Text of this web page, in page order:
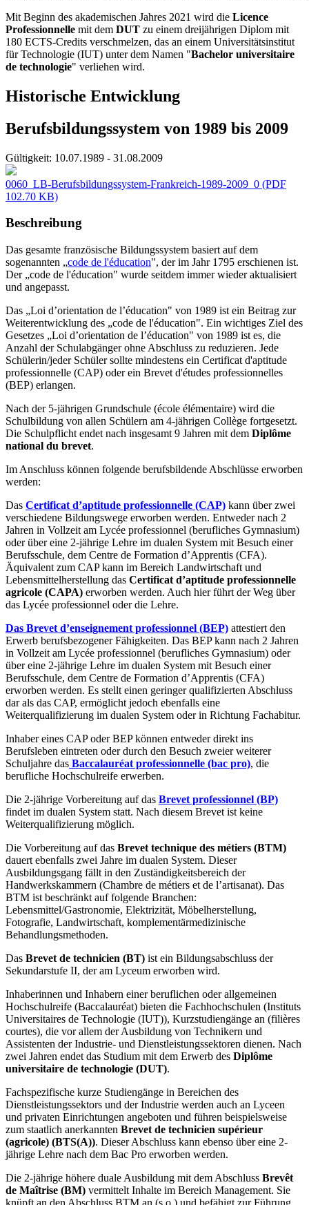
Mit Beginn des akademischen Jahres 2021 wird die Licence
Professionnelle mit dem DUT zu einem dreijährigen Diplom mit
180 ECTS-Credits verschmelzen, das an einem Universitätsinstitut
für Technologie (IUT) unter dem Namen "Bachelor universitaire
de technologie" verliehen wird.
Historische Entwicklung
Berufsbildungssystem von 1989 bis 2009
Gültigkeit: 10.07.1989 - 31.08.2009
0060_LB-Berufsbildungssystem-Frankreich-1989-2009_0 (PDF
102.70 KB)
Beschreibung
Das gesamte französische Bildungssystem basiert auf dem
sogenannten „code de l'éducation", der im Jahr 1795 erschienen ist.
Der „code de l'éducation" wurde seitdem immer wieder aktualisiert
und angepasst.
Das „Loi d’orientation de l’éducation" von 1989 ist ein Beitrag zur
Weiterentwicklung des „code de l'éducation". Ein wichtiges Ziel des
Gesetzes „Loi d’orientation de l’éducation" von 1989 ist es, die
Anzahl der Schulabgänger ohne Abschluss zu reduzieren. Jede
Schülerin/jeder Schüler sollte mindestens ein Certificat d'aptitude
professionnelle (CAP) oder ein Brevet d'études professionnelles
(BEP) erlangen.
Nach der 5-jährigen Grundschule (école élémentaire) wird die
Schulbildung von allen Schülern am 4-jährigen Collège fortgesetzt.
Die Schulpflicht endet nach insgesamt 9 Jahren mit dem Diplôme
national du brevet.
Im Anschluss können folgende berufsbildende Abschlüsse erworben
werden:
Das Certificat d’aptitude professionnelle (CAP) kann über zwei
verschiedene Bildungswege erworben werden. Entweder nach 2
Jahren in Vollzeit am Lycée professionnel (berufliches Gymnasium)
oder über eine 2-jährige Lehre im dualen System mit Besuch einer
Berufsschule, dem Centre de Formation d’Apprentis (CFA).
Äquivalent zum CAP kann im Bereich Landwirtschaft und
Lebensmittelherstellung das Certificat d’aptitude professionnelle
agricole (CAPA) erworben werden. Auch hier führt der Weg über
das Lycée professionnel oder die Lehre.
Das Brevet d’enseignement professionnel (BEP) attestiert den
Erwerb berufsbezogener Fähigkeiten. Das BEP kann nach 2 Jahren
in Vollzeit am Lycée professionnel (berufliches Gymnasium) oder
über eine 2-jährige Lehre im dualen System mit Besuch einer
Berufsschule, dem Centre de Formation d’Apprentis (CFA)
erworben werden. Es stellt einen geringer qualifizierten Abschluss
dar als das CAP, ermöglicht jedoch ebenfalls eine
Weiterqualifizierung im dualen System oder in Richtung Fachabitur.
Inhaber eines CAP oder BEP können entweder direkt ins
Berufsleben eintreten oder durch den Besuch zweier weiterer
Schuljahre das Baccalauréat professionnelle (bac pro), die
berufliche Hochschulreife erwerben.
Die 2-jährige Vorbereitung auf das Brevet professionnel (BP)
findet im dualen System statt. Nach diesem Brevet ist keine
Weiterqualifizierung möglich.
Die Vorbereitung auf das Brevet technique des métiers (BTM)
dauert ebenfalls zwei Jahre im dualen System. Dieser
Ausbildungsgang fällt in den Zuständigkeitsbereich der
Handwerkskammern (Chambre de métiers et de l’artisanat). Das
BTM ist beschränkt auf folgende Branchen:
Lebensmittel/Gastronomie, Elektrizität, Möbelherstellung,
Fotografie, Landwirtschaft, komplementärmedizinische
Behandlungsmethoden.
Das Brevet de technicien (BT) ist ein Bildungsabschluss der
Sekundarstufe II, der am Lyceum erworben wird.
Inhaberinnen und Inhabern einer beruflichen oder allgemeinen
Hochschulreife (Baccalauréat) bieten die Fachhochschulen (Instituts
Universitaires de Technologie (IUT)), Kurzstudiengänge an (filières
courtes), die vor allem der Ausbildung von Technikern und
Assistenten der Industrie- und Dienstleistungssektoren dienen. Nach
zwei Jahren endet das Studium mit dem Erwerb des Diplôme
universitaire de technologie (DUT).
Fachspezifische kurze Studiengänge in Bereichen des
Dienstleistungssektors und der Industrie werden auch an Lyceen
und privaten Einrichtungen angeboten und führen beispielsweise
zum staatlich anerkannten Brevet de technicien supérieur
(agricole) (BTS(A)). Dieser Abschluss kann ebenso über eine 2-
jährige Lehre nach dem Bac Pro erworben werden.
Die 2-jährige höhere duale Ausbildung mit dem Abschluss Brevêt
de Maîtrise (BM) vermittelt Inhalte im Bereich Management. Sie
knüpft an den Abschluss BTM an (s.o.) und befähigt zur Führung